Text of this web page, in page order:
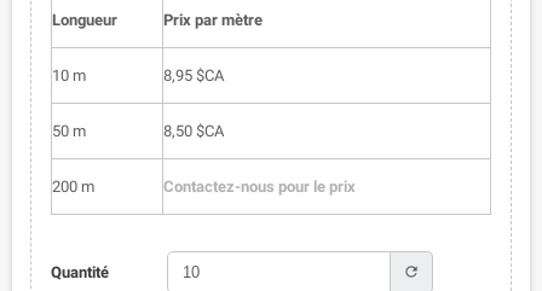
Longueur Prix par mètre
10 m 8,95 $CA
50 m 8,50 $CA
200 m Contactez-nous pour le prix
Quantité refresh